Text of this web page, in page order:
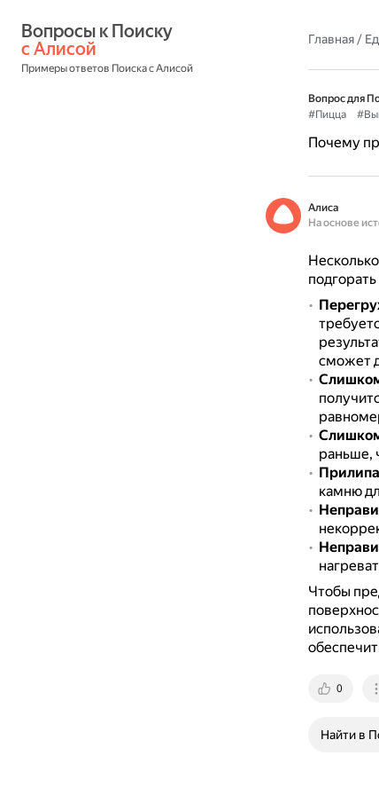
с Алисой
Примеры ответов Поиска с Алисой
Главная/
Вопрос для
#Пицца
Почему
Алиса
На основе
сможет
Слишком
раньше,
камню
Чтобы
0
Найти в